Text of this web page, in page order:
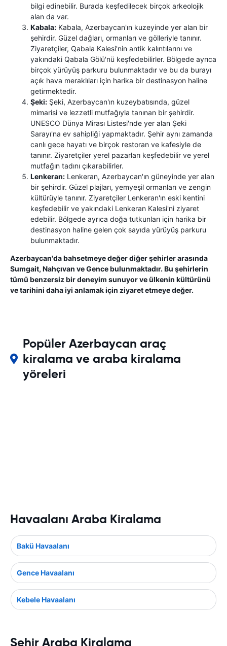
bilgi edinebilir. Burada keşfedilecek birçok arkeolojik
alan da var.
Kabala: Kabala, Azerbaycan'ın kuzeyinde yer alan bir
şehirdir. Güzel dağları, ormanları ve gölleriyle tanınır.
Ziyaretçiler, Qabala Kalesi'nin antik kalıntılarını ve
yakındaki Qabala Gölü'nü keşfedebilirler. Bölgede ayrıca
birçok yürüyüş parkuru bulunmaktadır ve bu da burayı
açık hava meraklıları için harika bir destinasyon haline
getirmektedir.
Şeki: Şeki, Azerbaycan'ın kuzeybatısında, güzel
mimarisi ve lezzetli mutfağıyla tanınan bir şehirdir.
UNESCO Dünya Mirası Listesi'nde yer alan Şeki
Sarayı'na ev sahipliği yapmaktadır. Şehir aynı zamanda
canlı gece hayatı ve birçok restoran ve kafesiyle de
tanınır. Ziyaretçiler yerel pazarları keşfedebilir ve yerel
mutfağın tadını çıkarabilirler.
Lenkeran: Lenkeran, Azerbaycan'ın güneyinde yer alan
bir şehirdir. Güzel plajları, yemyeşil ormanları ve zengin
kültürüyle tanınır. Ziyaretçiler Lenkeran'ın eski kentini
keşfedebilir ve yakındaki Lenkeran Kalesi'ni ziyaret
edebilir. Bölgede ayrıca doğa tutkunları için harika bir
destinasyon haline gelen çok sayıda yürüyüş parkuru
bulunmaktadır.
Azerbaycan'da bahsetmeye değer diğer şehirler arasında
Sumgait, Nahçıvan ve Gence bulunmaktadır. Bu şehirlerin
tümü benzersiz bir deneyim sunuyor ve ülkenin kültürünü
ve tarihini daha iyi anlamak için ziyaret etmeye değer.
Popüler Azerbaycan araç
kiralama ve araba kiralama
yöreleri
Havaalanı Araba Kiralama
Bakü Havaalanı
Gence Havaalanı
Kebele Havaalanı
Şehir Araba Kiralama